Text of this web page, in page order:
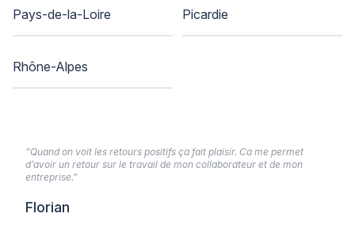
Pays-de-la-Loire Picardie
Rhône-Alpes
“Quand on voit les retours positifs ça fait plaisir. Ca me permet
d’avoir un retour sur le travail de mon collaborateur et de mon
entreprise.”
Florian